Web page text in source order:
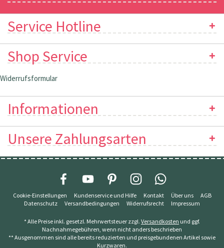
Service Hotline
Shop Service
Widerrufsformular
Informationen
Unsere Zahlungsarten
Cookie-Einstellungen Kundenservice und Hilfe Kontakt Über uns
AGB
Datenschutz
Versandbedingungen Widerrufsrecht Impressum
* Alle Preise inkl. gesetzl. Mehrwertsteuer zzgl. Versandkosten und ggf.
Nachnahmegebühren, wenn nicht anders beschrieben
** Ausgenommen sind alle bereits reduzierten und preisgebundenen Artikel sowie
Kurzwaren.